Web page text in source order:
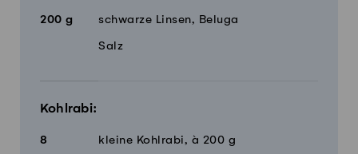
200 g schwarze Linsen, Beluga
Salz
Kohlrabi:
8 kleine Kohlrabi, à 200 g